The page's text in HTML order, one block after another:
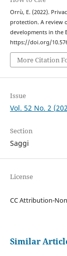
Orrù, E. (2022).
protection. A review
developments in the
https://doi.org/
More Citation
Issue
Vol. 52 No. 2
Section
Saggi
License
CC Attribution-
Similar